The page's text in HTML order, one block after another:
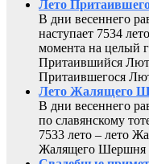
Лето
В дни весеннего
наступает 7534
момента на целый
Притаившийся
Притаившегося
Лето Жалящего
В дни весеннего
по славянскому
7533 лето – лето
Жалящего Шершня